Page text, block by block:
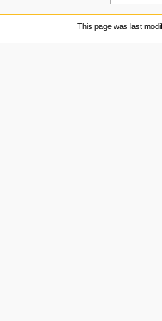
This page was last